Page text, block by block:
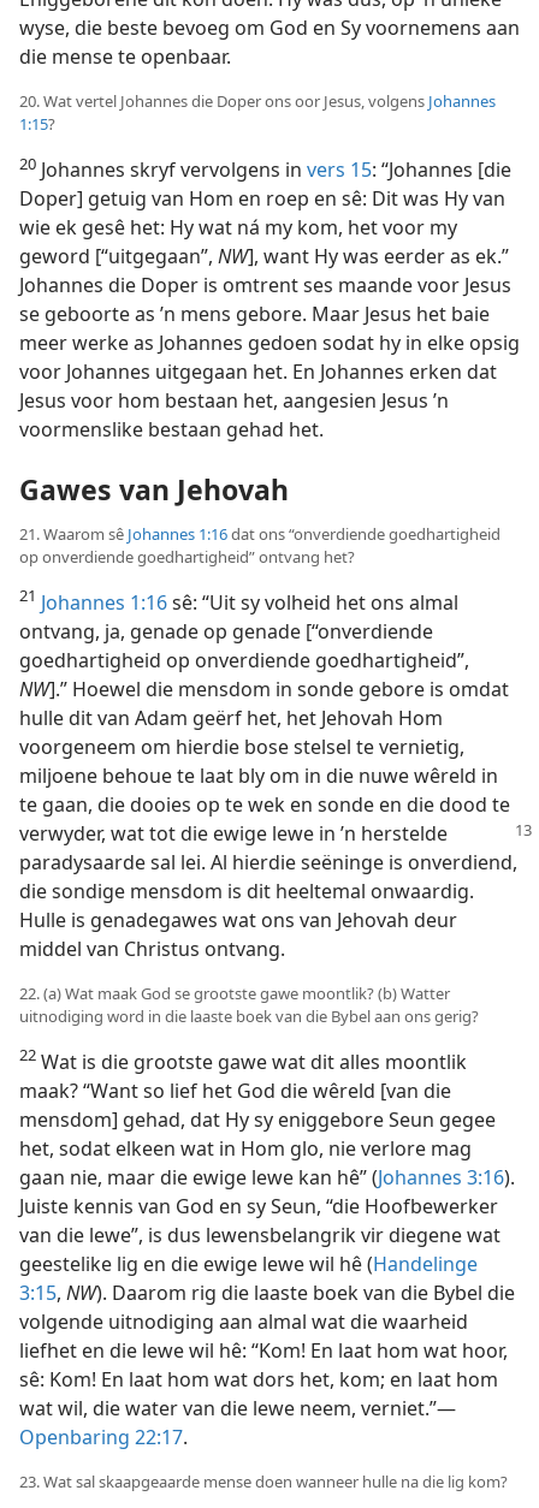
wyse, die beste bevoeg om God en Sy voornemens aan
die mense te openbaar.
20. Wat vertel Johannes die Doper ons oor Jesus, volgens Johannes
1:15?
20 Johannes skryf vervolgens in vers 15: “Johannes [die
Doper] getuig van Hom en roep en sê: Dit was Hy van
wie ek gesê het: Hy wat ná my kom, het voor my
geword [“uitgegaan”, NW], want Hy was eerder as ek.”
Johannes die Doper is omtrent ses maande voor Jesus
se geboorte as ’n mens gebore. Maar Jesus het baie
meer werke as Johannes gedoen sodat hy in elke opsig
voor Johannes uitgegaan het. En Johannes erken dat
Jesus voor hom bestaan het, aangesien Jesus ’n
voormenslike bestaan gehad het.
Gawes van Jehovah
21. Waarom sê Johannes 1:16dat ons “onverdiende goedhartigheid
op onverdiende goedhartigheid” ontvang het?
21 Johannes 1:16sê: “Uit sy volheid het ons almal
ontvang, ja, genade op genade [“onverdiende
goedhartigheid op onverdiende goedhartigheid”,
NW].” Hoewel die mensdom in sonde gebore is omdat
hulle dit van Adam geërf het, het Jehovah Hom
voorgeneem om hierdie bose stelsel te vernietig,
miljoene behoue te laat bly om in die nuwe wêreld in
te gaan, die dooies op te wek en sonde en die dood te
verwyder, wat tot die ewige lewe in ’n herstelde
paradysaarde sal lei. Al hierdie seëninge is onverdiend,
die sondige mensdom is dit heeltemal onwaardig.
Hulle is genadegawes wat ons van Jehovah deur
middel van Christus ontvang.
22. (a) Wat maak God se grootste gawe moontlik? (b) Watter
uitnodiging word in die laaste boek van die Bybel aan ons gerig?
22 Wat is die grootste gawe wat dit alles moontlik
maak? “Want so lief het God die wêreld [van die
mensdom] gehad, dat Hy sy eniggebore Seun gegee
het, sodat elkeen wat in Hom glo, nie verlore mag
gaan nie, maar die ewige lewe kan hê” (Johannes 3:16).
Juiste kennis van God en sy Seun, “die Hoofbewerker
van die lewe”, is dus lewensbelangrik vir diegene wat
geestelike lig en die ewige lewe wil hê (Handelinge
3:15, NW). Daarom rig die laaste boek van die Bybel die
volgende uitnodiging aan almal wat die waarheid
liefhet en die lewe wil hê: “Kom! En laat hom wat hoor,
sê: Kom! En laat hom wat dors het, kom; en laat hom
wat wil, die water van die lewe neem, verniet.”—
Openbaring 22:17.
23. Wat sal skaapgeaarde mense doen wanneer hulle na die lig kom?